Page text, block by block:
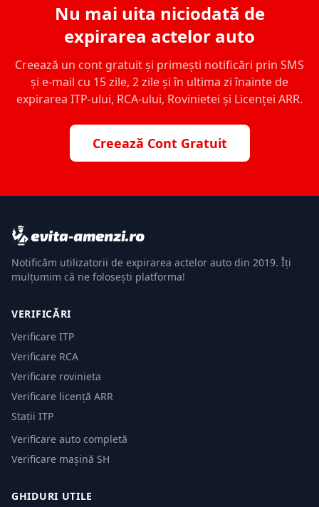
Nu mai uita niciodată de
expirarea actelor auto
Creează un cont gratuit și primești notificări prin SMS
și e-mail cu 15 zile, 2 zile și în ultima zi înainte de
expirarea ITP-ului, RCA-ului, Rovinietei și Licenței ARR.
Creează Cont Gratuit
Notificăm utilizatorii de expirarea actelor auto din 2019. Îți
mulțumim că ne folosești platforma!
VERIFICĂRI
Verificare ITP
Verificare RCA
Verificare rovinieta
Verificare licență ARR
Stații ITP
Verificare auto completă
Verificare mașină SH
GHIDURI UTILE